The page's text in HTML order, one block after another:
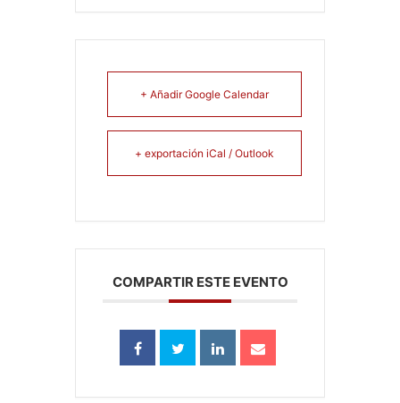
+ Añadir Google Calendar
+ exportación iCal / Outlook
COMPARTIR ESTE EVENTO